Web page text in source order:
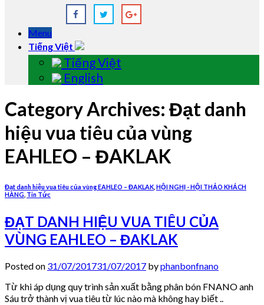
Menu
Tiếng Việt
Tiếng Việt
English
Category Archives: Đạt danh
hiệu vua tiêu của vùng
EAHLEO – ĐAKLAK
Đạt danh hiệu vua tiêu của vùng EAHLEO – ĐAKLAK HỘI NGHỊ - HỘI THẢO KHÁCH
HÀNG Tin Tức
ĐẠT DANH HIỆU VUA TIÊU CỦA
VÙNG EAHLEO – ĐAKLAK
Posted on 31/07/201731/07/2017 byphanbonfnano
Từ khi áp dụng quy trình sản xuất bằng phân bón FNANO anh
Sáu trở thành vị vua tiêu từ lúc nào mà không hay biết ..